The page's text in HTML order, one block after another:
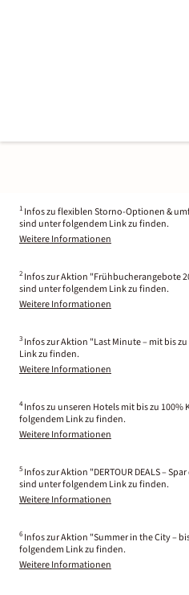
1 Infos zu flexiblen Storno-Optionen &
sind unter folgendem Link zu finden.
Weitere Informationen
2 Infos zur Aktion "Frühbucherangebote
sind unter folgendem Link zu finden.
Weitere Informationen
3 Infos zur Aktion "Last Minute – mit bis
Link zu finden.
Weitere Informationen
4 Infos zu unseren Hotels mit bis zu
folgendem Link zu finden.
Weitere Informationen
5 Infos zur Aktion "DERTOUR DEALS –
sind unter folgendem Link zu finden.
Weitere Informationen
6 Infos zur Aktion "Summer in the City –
folgendem Link zu finden.
Weitere Informationen